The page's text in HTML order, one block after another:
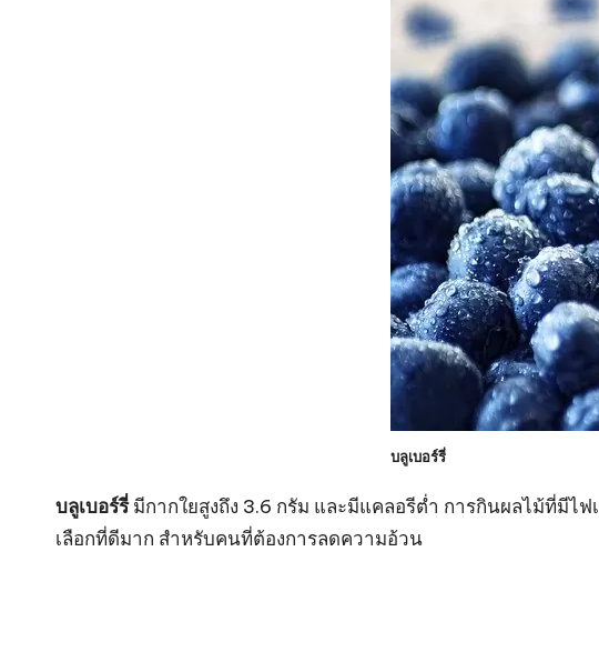
บลูเบอร์รี่
บลูเบอร์รี่มีกากใยสูงถึง 3.6 กรัม และมีแคลอรีต่ำ การกินผลไม้ที่มีไ
เลือกที่ดีมาก สำหรับคนที่ต้องการลดความอ้วน